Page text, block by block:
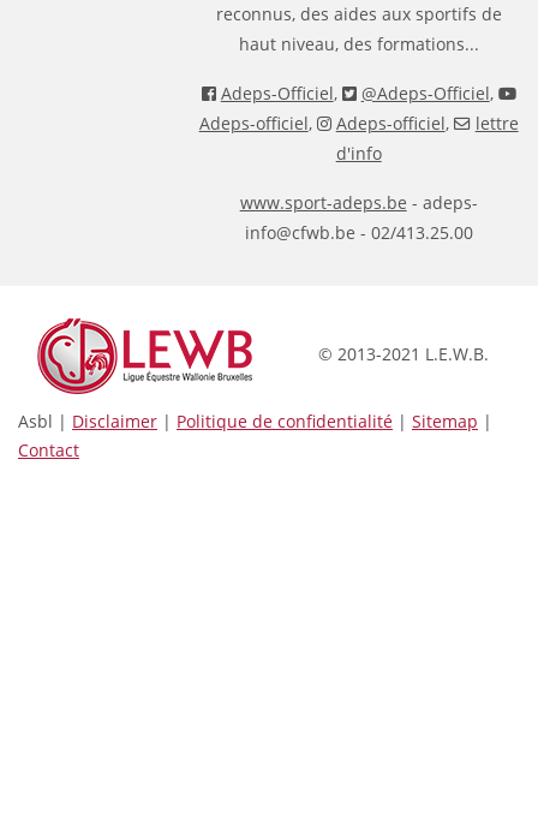
reconnus, des aides aux sportifs de
haut niveau, des formations...
Adeps-Officiel, @Adeps-Officiel,
Adeps-officiel, Adeps-officiel,
lettre
d'info
www.sport-adeps.be - adeps-
info@cfwb.be - 02/413.25.00
© 2013-2021 L.E.W.B.
Asbl | Disclaimer | Politique de confidentialité | Sitemap |
Contact